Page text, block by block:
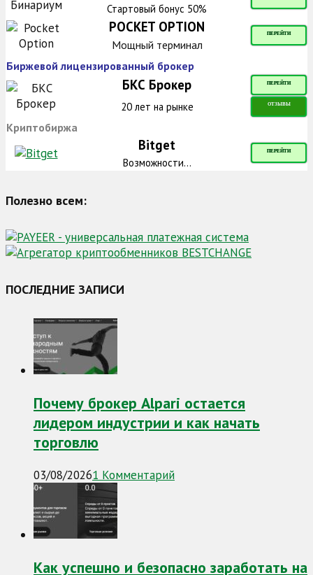
Стартовый бонус 50%
POCKET OPTION ПЕРЕЙТИ
Мощный терминал
Биржевой лицензированный брокер
БКС Брокер ПЕРЕЙТИ
20 лет на рынке ОТЗЫВЫ
Криптобиржа
Bitget ПЕРЕЙТИ
Возможности...
Полезно всем:
ПОСЛЕДНИЕ ЗАПИСИ
Почему брокер Alpari остается
лидером индустрии и как начать
торговлю
03/08/20261 Комментарий
Как успешно и безопасно заработать на